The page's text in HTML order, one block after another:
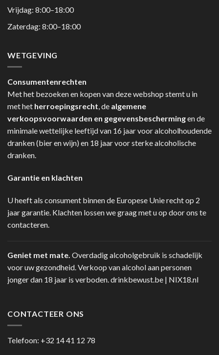
Vrijdag: 8:00–18:00
Zaterdag: 8:00–18:00
WETGEVING
Consumentenrechten
Met het bezoeken en kopen van deze webshop stemt u in
met het herroepingsrecht, de algemene
verkoopsvoorwaarden en gegevensbeschermingen de
minimale wettelijke leeftijd van 16 jaar voor alcoholhoudende
dranken (bier en wijn) en 18 jaar voor sterke alcoholische
dranken.
Garantie en klachten
U heeft als consument binnen de Europese Unie recht op 2
jaar garantie. Klachten lossen we graag met u op door ons te
contacteren.
Geniet met mate. Overdadig alcoholgebruik is schadelijk
voor uw gezondheid. Verkoop van alcohol aan personen
jonger dan 18 jaar is verboden.drinkbewust.be | NIX18.nl
CONTACTEER ONS
Telefoon: +32 14 41 12 78